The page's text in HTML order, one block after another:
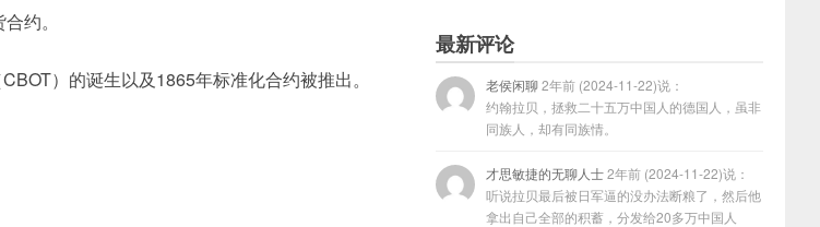
约。
）的诞生以及1865年标准化合约被推出。
最新评论
老侯闲聊2年前 (2024-11-22)说：
约翰拉贝，拯救二十五万中国人的德国人，虽非
同族人，却有同族情。
才思敏捷的无聊人士2年前 (2024-11-22)说：
听说拉贝最后被日军逼的没办法断粮了，然后他
拿出自己全部的积蓄，分发给20多万中国人